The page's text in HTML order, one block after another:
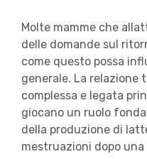
Molte mamme che
delle domande sul
come questo possa
generale. La relazione
complessa e legata
giocano un ruolo
della produzione di
mestruazioni dopo